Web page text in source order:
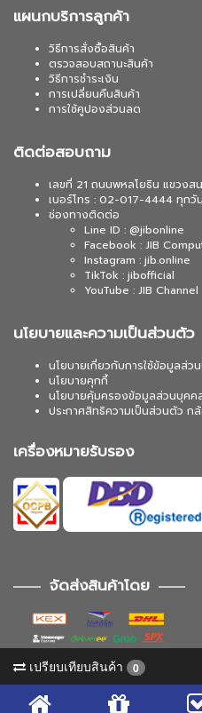
แผนกบริการลูกค้า
วิธีการสั่งซื้อสินค้า
ตรวจสอบสถานะสินค้า
วิธีการชำระเงิน
การเปลี่ยนคืนสินค้า
การใช้คูปองส่วนลด
ติดต่อสอบถาม
เลขที่ 21 ถนนพหลโยธิน แขวงส
เบอร์โทร : 02-017-4444 ทุกวั
ช่องทางติดต่อ
Line ID : @jibonline
Facebook : JIB
Instagram : jib.online
TikTok : jibofficial
YouTube : JIB Channel
นโยบายและความเป็นส่วนตัว
นโยบายเกี่ยวกับการใช้ข้อมูลส่ว
นโยบายคุกกี้
นโยบายคุ้มครองข้อมูลส่วนบุคค
ประกาศสิทธิความเป็นส่วนตัว ก
เครื่องหมายรับรอง
จัดส่งสินค้าโดย
ช่องทาง
เปรียบเทียบสินค้า 0